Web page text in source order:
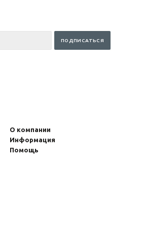
О компании
Информация
Помощь